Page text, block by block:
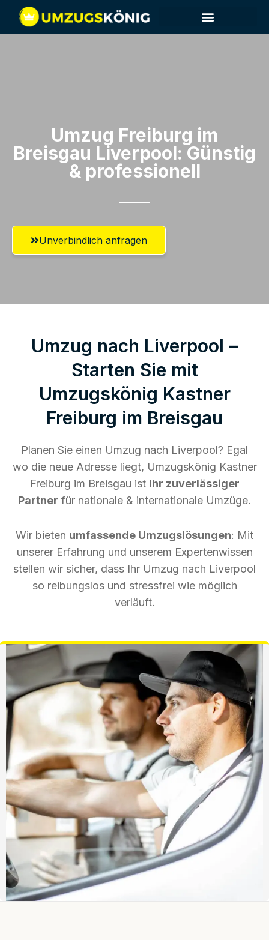
Umzug Freiburg im
Breisgau​ Liverpool: Günstig
& professionell​
Unverbindlich anfragen
Umzug nach Liverpool –
Starten Sie mit
Umzugskönig Kastner
Freiburg im Breisgau
Planen Sie einen Umzug nach Liverpool? Egal
wo die neue Adresse liegt, Umzugskönig Kastner
Freiburg im Breisgau ist Ihr zuverlässiger
Partner für nationale & internationale Umzüge.
Wir bieten umfassende Umzugslösungen: Mit
unserer Erfahrung und unserem Expertenwissen
stellen wir sicher, dass Ihr Umzug nach Liverpool
so reibungslos und stressfrei wie möglich
verläuft.